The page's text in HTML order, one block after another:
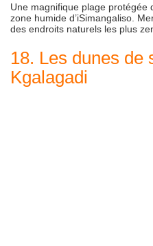
Une magnifique plage protégée
zone humide d’iSimangaliso.
des endroits naturels les plus
18. Les dunes de
Kgalagadi